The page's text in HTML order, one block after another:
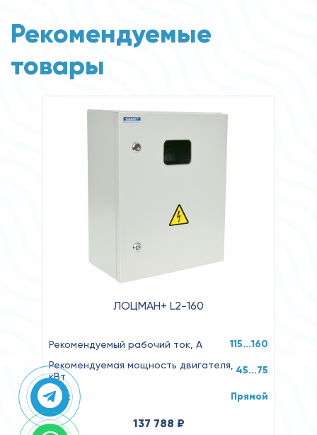
Рекомендуемые
товары
ЛОЦМАН+ L2-160
Рекомендуемый рабочий ток, А 115…160
Рекомендуемая мощность двигателя,
кВт
45...75
Пуск Прямой
137 788 ₽